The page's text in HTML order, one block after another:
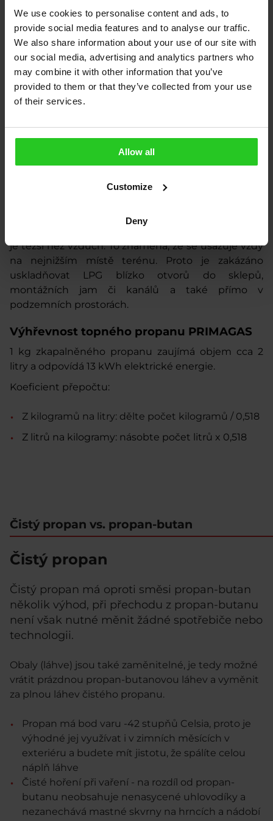
We use cookies to personalise content and ads, to
provide social media features and to analyse our traffic.
We also share information about your use of our site with
our social media, advertising and analytics partners who
may combine it with other information that you’ve
provided to them or that they’ve collected from your use
of their services.
Allow all
Customize
Deny
LPG má původ stejně jako benzín a nafta v ropě
(vzniká při její rafinaci). Získávat se ale dá (a z více
než poloviny také získává) ze zemního plynu coby
kapalná frakce separovaná od metanu v průběhu
těžby.
butan vyskytuje vplynné formě. Ochlazením, nebo
stlačením ho lze jednoduše převést do kapalného
stavu, v němž zaujímá pouze 1/260 plynného
objemu. Při odběru z tlakové nádoby se LPG
jetěžší než vzduch. To znamená, že se usazuje vždy
na nejnižším místě terénu. Proto je zakázáno
uskladňovat LPG blízko otvorů do sklepů,
montážních jam či kanálů a také přímo v
podzemních prostorách.
Výhřevnost topného propanu PRIMAGAS
1 kg zkapalněného propanu zaujímá objem cca 2
litry a odpovídá 13 kWh elektrické energie.
Koeficient přepočtu:
Z kilogramů na litry: dělte počet kilogramů / 0,518
Z litrů na kilogramy: násobte počet litrů x 0,518
Čistý propan vs. propan-butan
Čistý propan
Čistý propan má oproti směsi propan-butan
několik výhod, při přechodu z propan-butanu
není však nutné měnit žádné spotřebiče nebo
technologii.
Obaly (láhve) jsou také zaměnitelné, je tedy možné
vrátit prázdnou propan-butanovou láhev a vyměnit
za plnou láhev čistého propanu.
Propan má bod varu -42 stupňů Celsia, proto je
výhodné jej využívat i v zimních měsících v
exteriéru a budete mít jistotu, že spálíte celou
náplň láhve
Čisté hoření při vaření - na rozdíl od propan-
butanu neobsahuje nenasycené uhlovodíky a
nezanechává mastné skvrny na hrncích a nádobí